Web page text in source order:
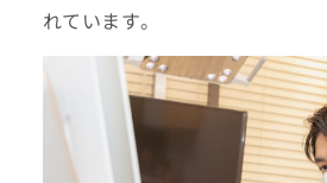
れています。